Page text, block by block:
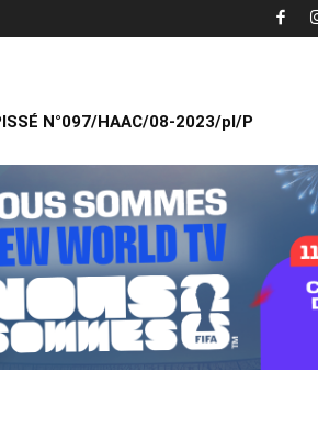
N°097/HAAC/08-2023/pl/P